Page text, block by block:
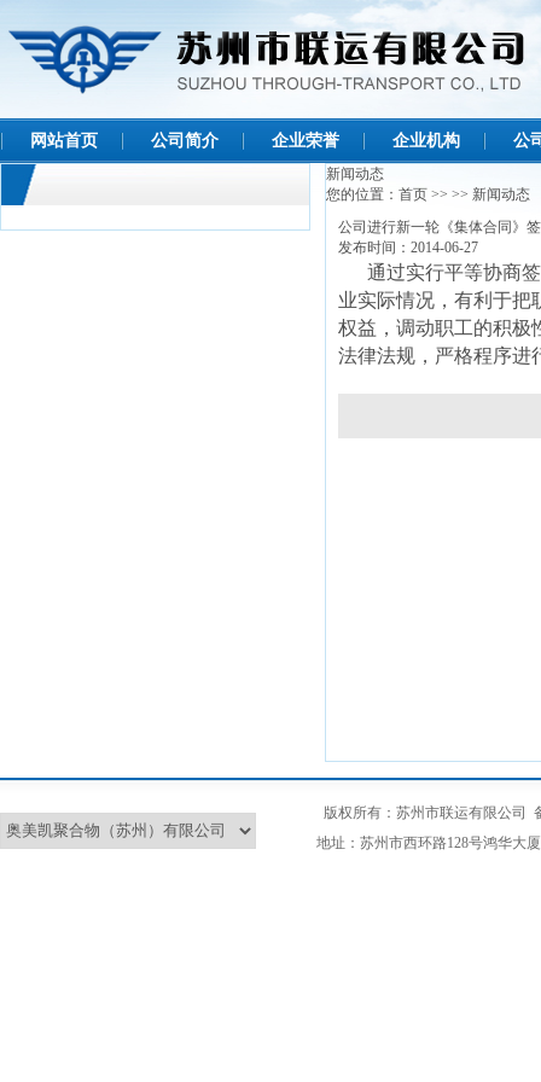
网站首页 公司简介 企业荣誉 企业机构 公
新闻动态
您的位置： 首页 >> >> 新闻动态
公司进行新一轮《集体合同》
发布时间：2014-06-27
通过实行平等协商签
业实际情况，有利于把
权益，调动职工的积极
法律法规，严格程序进
版权所有：苏州市联运有限公司
地址：苏州市西环路128号鸿华大